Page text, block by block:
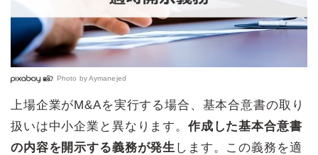
Photo byAymanejed
上場企業がM&Aを実行する場合、基本合意書の取り
扱いは中小企業と異なります。 作成した基本合意書
の内容を開示する義務が発生 します。この義務を適